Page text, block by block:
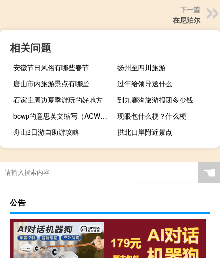
下一篇
在尼泊尔
相关问题
安徽节日风俗有哪些春节
扬州至四川旅游
唐山市内旅游景点有哪些
过年给领导送什么
石家庄周边夏季游玩的好地方
到九寨沟旅游报团多少钱
bcwp的意思英文缩写（ACWP BCWP BCWS的英文全称是什么）
现眼包什么梗？什么梗
舟山2日游自助游攻略
拱北口岸附近景点
☚
公告